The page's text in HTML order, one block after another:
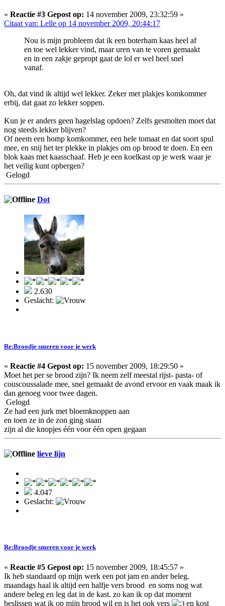
« Reactie #3 Gepost op: 14 november 2009, 23:32:59 »
Citaat van: Lelle op 14 november 2009, 20:44:17
Nou is mijn probleem dat ik een boterham kaas heel af
en toe wel lekker vind, maar uren van te voren gemaakt
en in een zakje gepropt gaat de lol er wel heel snel
vanaf.
Oh, dat vind ik altijd wel lekker. Zeker met plakjes komkommer
erbij, dat gaat zo lekker soppen.
Kun je er anders geen hagelslag opdoen? Zelfs gesmolten moet dat
nog steeds lekker blijven?
Of neem een homp komkommer, een hele tomaat en dat soort spul
mee, en snij het ter plekke in plakjes om op brood te doen. En een
blok kaas met kaasschaaf. Heb je een koelkast op je werk waar je
het veilig kunt opbergen?
Gelogd
Dot
2.630
Geslacht:
Re:Broodje smeren voor je werk
« Reactie #4 Gepost op: 15 november 2009, 18:29:50 »
Moet het per se brood zijn? Ik neem zelf meestal rijst- pasta- of
couscoussalade mee, snel gemaakt de avond ervoor en vaak maak ik
dan genoeg voor twee dagen.
Gelogd
Ze had een jurk met bloemknoppen aan
en toen ze in de zon ging staan
zijn al die knopjes één voor één open gegaan
lieve lijn
4.047
Geslacht:
Re:Broodje smeren voor je werk
« Reactie #5 Gepost op: 15 november 2009, 18:45:57 »
Ik heb standaard op mijn werk een pot jam en ander beleg.
maandags haal ik altijd een halfje vers brood en soms nog wat
andere beleg en leg dat in de kast. zo kan ik op dat moment
beslissen wat ik op mijn brood wil en is het ook vers
en kost